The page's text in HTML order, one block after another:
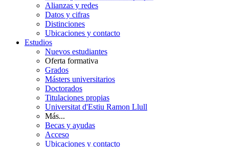
Alianzas y redes
Datos y cifras
Distinciones
Ubicaciones y contacto
Estudios
Nuevos estudiantes
Oferta formativa
Grados
Másters universitarios
Doctorados
Titulaciones propias
Universitat d'Estiu Ramon Llull
Más...
Becas y ayudas
Acceso
Ubicaciones y contacto